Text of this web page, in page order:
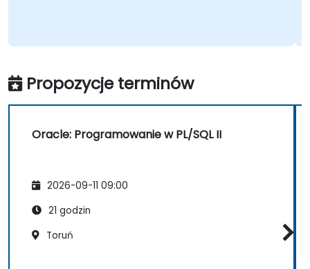
Propozycje terminów
Oracle: Programowanie w PL/SQL II
2026-09-11 09:00
21 godzin
Toruń